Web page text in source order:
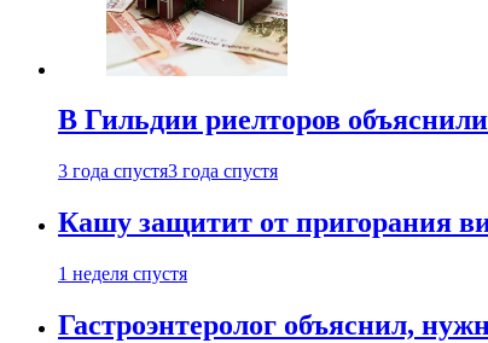
В Гильдии риелторов
3 года спустя3 года спустя
Кашу защитит от пригорания
1 неделя спустя
Гастроэнтеролог объяснил,